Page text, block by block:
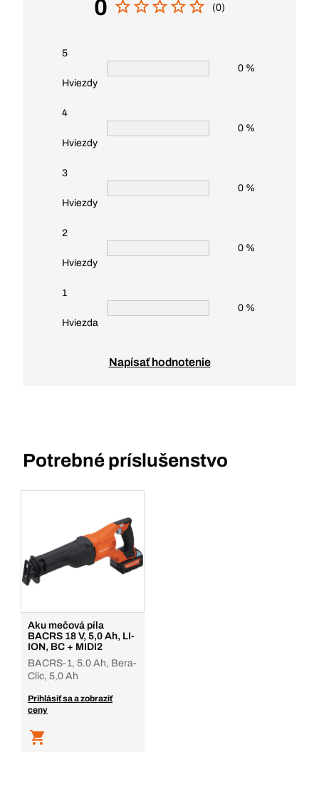
0 (0)
5
Hviezdy
0 %
4
Hviezdy
0 %
3
Hviezdy
0 %
2
Hviezdy
0 %
1
Hviezda
0 %
Napísať hodnotenie
Potrebné príslušenstvo
Aku mečová píla
BACRS 18 V, 5,0 Ah, LI-
ION, BC + MIDI2
BACRS-1, 5.0 Ah, Bera-
Clic, 5,0 Ah
Prihlásiť sa a zobraziť
ceny